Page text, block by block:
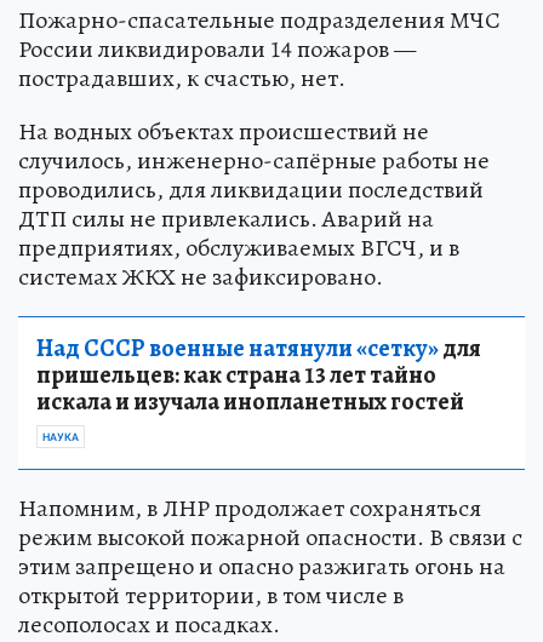
Пожарно-спасательные подразделения МЧС
России ликвидировали 14 пожаров —
пострадавших, к счастью, нет.
На водных объектах происшествий не
случилось, инженерно-сапёрные работы не
проводились, для ликвидации последствий
ДТП силы не привлекались. Аварий на
предприятиях, обслуживаемых ВГСЧ, и в
системах ЖКХ не зафиксировано.
Над СССР военные натянули «сетку»для
пришельцев: как страна 13 лет тайно
искала и изучала инопланетных гостей
НАУКА
Напомним, в ЛНР продолжает сохраняться
режим высокой пожарной опасности. В связи с
этим запрещено и опасно разжигать огонь на
открытой территории, в том числе в
лесополосах и посадках.